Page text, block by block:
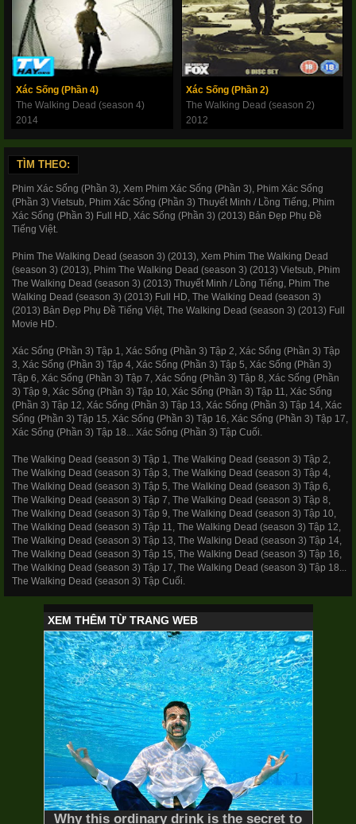
Xác Sống (Phần 4)
The Walking Dead (season 4)
2014
Xác Sống (Phần 2)
The Walking Dead (season 2)
2012
TÌM THEO:
Phim Xác Sống (Phần 3), Xem Phim Xác Sống (Phần 3), Phim Xác Sống
(Phần 3) Vietsub, Phim Xác Sống (Phần 3) Thuyết Minh / Lồng Tiếng, Phim
Xác Sống (Phần 3) Full HD, Xác Sống (Phần 3) (2013) Bản Đẹp Phụ Đề
Tiếng Việt.
Phim The Walking Dead (season 3) (2013), Xem Phim The Walking Dead
(season 3) (2013), Phim The Walking Dead (season 3) (2013) Vietsub, Phim
The Walking Dead (season 3) (2013) Thuyết Minh / Lồng Tiếng, Phim The
Walking Dead (season 3) (2013) Full HD, The Walking Dead (season 3)
(2013) Bản Đẹp Phụ Đề Tiếng Việt, The Walking Dead (season 3) (2013) Full
Movie HD.
Xác Sống (Phần 3) Tập 1, Xác Sống (Phần 3) Tập 2, Xác Sống (Phần 3) Tập
3, Xác Sống (Phần 3) Tập 4, Xác Sống (Phần 3) Tập 5, Xác Sống (Phần 3)
Tập 6, Xác Sống (Phần 3) Tập 7, Xác Sống (Phần 3) Tập 8, Xác Sống (Phần
3) Tập 9, Xác Sống (Phần 3) Tập 10, Xác Sống (Phần 3) Tập 11, Xác Sống
(Phần 3) Tập 12, Xác Sống (Phần 3) Tập 13, Xác Sống (Phần 3) Tập 14, Xác
Sống (Phần 3) Tập 15, Xác Sống (Phần 3) Tập 16, Xác Sống (Phần 3) Tập 17,
Xác Sống (Phần 3) Tập 18... Xác Sống (Phần 3) Tập Cuối.
The Walking Dead (season 3) Tập 1, The Walking Dead (season 3) Tập 2,
The Walking Dead (season 3) Tập 3, The Walking Dead (season 3) Tập 4,
The Walking Dead (season 3) Tập 5, The Walking Dead (season 3) Tập 6,
The Walking Dead (season 3) Tập 7, The Walking Dead (season 3) Tập 8,
The Walking Dead (season 3) Tập 9, The Walking Dead (season 3) Tập 10,
The Walking Dead (season 3) Tập 11, The Walking Dead (season 3) Tập 12,
The Walking Dead (season 3) Tập 13, The Walking Dead (season 3) Tập 14,
The Walking Dead (season 3) Tập 15, The Walking Dead (season 3) Tập 16,
The Walking Dead (season 3) Tập 17, The Walking Dead (season 3) Tập 18...
The Walking Dead (season 3) Tập Cuối.